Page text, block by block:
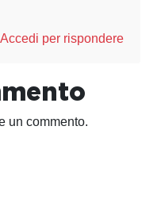
Accedi per rispondere
un commento.